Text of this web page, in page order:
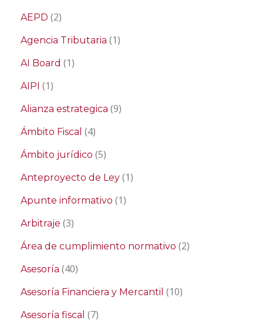
AEPD (2)
Agencia Tributaria (1)
AI Board (1)
AIPI (1)
Alianza estrategica (9)
Ámbito Fiscal (4)
Ámbito jurídico (5)
Anteproyecto de Ley (1)
Apunte informativo (1)
Arbitraje (3)
Área de cumplimiento normativo (2)
Asesoría (40)
Asesoría Financiera y Mercantil (10)
Asesoría fiscal (7)